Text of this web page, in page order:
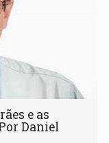
e as
Daniel